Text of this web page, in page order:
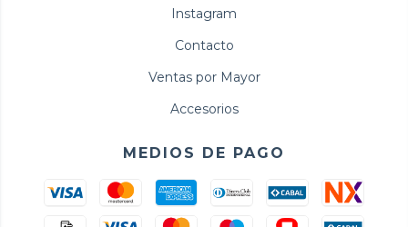
Instagram
Contacto
Ventas por Mayor
Accesorios
MEDIOS DE PAGO